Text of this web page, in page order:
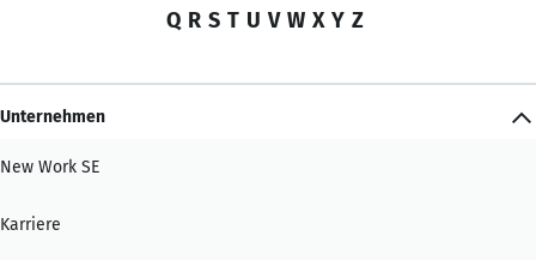
Q R S T U V W X Y Z
Unternehmen
New Work SE
Karriere